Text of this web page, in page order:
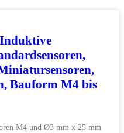
Bauform M4 bis
M4 und Ø3 mm x 25 mm